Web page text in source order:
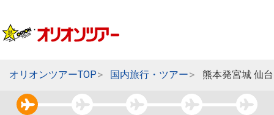
オリオンツアーTOP 国内旅行・ツアー 熊本発宮城 仙